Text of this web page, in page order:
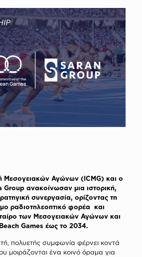
Μεσογειακών Αγώνων (ICMG) και ο
Group ανακοίνωσαν μια ιστορική,
συνεργασία, ορίζοντας τη
ραδιοτηλεοπτικό φορέα και
των Μεσογειακών Αγώνων και
Games έως το 2034.
πολυετής συμφωνία φέρνει κοντά
μοιράζονται ένα κοινό όραμα για